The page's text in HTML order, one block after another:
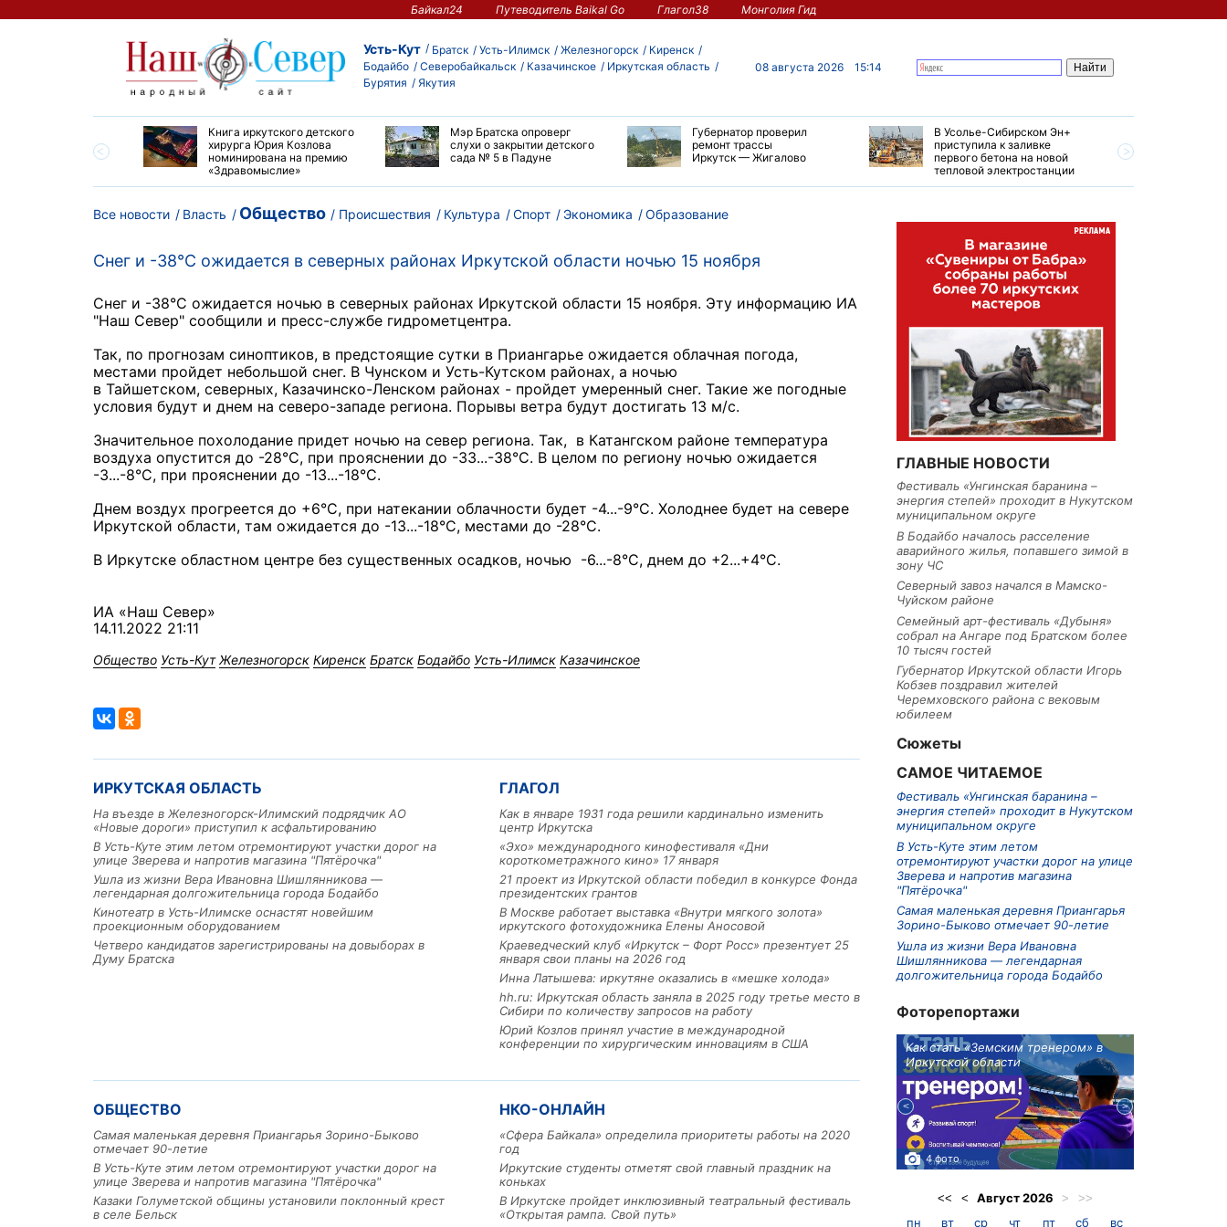
Байкал24 Путеводитель Baikal Go Глагол38 Монголия Гид
Усть-Кут Братск Усть-Илимск Железногорск
Киренск
Бодайбо
Северобайкальск Казачинское
Иркутская область
Бурятия
Якутия
08 августа 2026 15:14
большой эстафеты
Книга иркутского детского
хирурга Юрия Козлова
номинирована на премию
«Здравомыслие»
Мэр Братска опроверг
слухи о закрытии детского
сада № 5 в Падуне
Губернатор проверил
ремонт трассы
Иркутск — Жигалово
В Усолье-Сибирском Эн+
приступила к заливке
первого бетона на новой
тепловой электростанции
Все новости Власть Общество Происшествия Культура Спорт Экономика Образование
Снег и -38°С ожидается в северных районах Иркутской области ночью 15 ноября
Снег и -38°С ожидается ночью в северных районах Иркутской области 15 ноября. Эту информацию ИА
"Наш Север" сообщили и пресс-службе гидрометцентра.
Так, по прогнозам синоптиков, в предстоящие сутки в Приангарье ожидается облачная погода,
местами пройдет небольшой снег. В Чунском и Усть-Кутском районах, а ночью
в Тайшетском, северных, Казачинско-Ленском районах - пройдет умеренный снег. Такие же погодные
условия будут и днем на северо-западе региона. Порывы ветра будут достигать 13 м/с.
Значительное похолодание придет ночью на север региона. Так, в Катангском районе температура
воздуха опустится до -28°С, при прояснении до -33...-38°С. В целом по региону ночью ожидается
-3...-8°С, при прояснении до -13...-18°С.
Днем воздух прогреется до +6°С, при натекании облачности будет -4...-9°С. Холоднее будет на севере
Иркутской области, там ожидается до -13...-18°С, местами до -28°С.
В Иркутске областном центре без существенных осадков, ночью -6...-8°С, днем до +2...+4°С.
ИА «Наш Север»
14.11.2022 21:11
Общество Усть-Кут Железногорск Киренск Братск Бодайбо Усть-Илимск Казачинское
ИРКУТСКАЯ ОБЛАСТЬ
На въезде в Железногорск-Илимский подрядчик АО
«Новые дороги» приступил к асфальтированию
В Усть-Куте этим летом отремонтируют участки дорог на
улице Зверева и напротив магазина "Пятёрочка"
Ушла из жизни Вера Ивановна Шишлянникова —
легендарная долгожительница города Бодайбо
Кинотеатр в Усть-Илимске оснастят новейшим
проекционным оборудованием
Четверо кандидатов зарегистрированы на довыборах в
Думу Братска
ГЛАГОЛ
Как в январе 1931 года решили кардинально изменить
центр Иркутска
«Эхо» международного кинофестиваля «Дни
короткометражного кино» 17 января
21 проект из Иркутской области победил в конкурсе Фонда
президентских грантов
В Москве работает выставка «Внутри мягкого золота»
иркутского фотохудожника Елены Аносовой
Краеведческий клуб «Иркутск – Форт Росс» презентует 25
января свои планы на 2026 год
Инна Латышева: иркутяне оказались в «мешке холода»
hh.ru: Иркутская область заняла в 2025 году третье место в
Сибири по количеству запросов на работу
Юрий Козлов принял участие в международной
конференции по хирургическим инновациям в США
ОБЩЕСТВО
Самая маленькая деревня Приангарья Зорино-Быково
отмечает 90-летие
В Усть-Куте этим летом отремонтируют участки дорог на
улице Зверева и напротив магазина "Пятёрочка"
Казаки Голуметской общины установили поклонный крест
в селе Бельск
НКО-ОНЛАЙН
«Сфера Байкала» определила приоритеты работы на 2020
год
Иркутские студенты отметят свой главный праздник на
коньках
В Иркутске пройдет инклюзивный театральный фестиваль
«Открытая рампа. Свой путь»
ГЛАВНЫЕ НОВОСТИ
Фестиваль «Унгинская баранина –
энергия степей» проходит в Нукутском
муниципальном округе
В Бодайбо началось расселение
аварийного жилья, попавшего зимой в
зону ЧС
Северный завоз начался в Мамско-
Чуйском районе
Семейный арт-фестиваль «Дубыня»
собрал на Ангаре под Братском более
10 тысяч гостей
Губернатор Иркутской области Игорь
Кобзев поздравил жителей
Черемховского района с вековым
юбилеем
Сюжеты
САМОЕ ЧИТАЕМОЕ
Фестиваль «Унгинская баранина –
энергия степей» проходит в Нукутском
муниципальном округе
В Усть-Куте этим летом
отремонтируют участки дорог на улице
Зверева и напротив магазина
"Пятёрочка"
Самая маленькая деревня Приангарья
Зорино-Быково отмечает 90-летие
Ушла из жизни Вера Ивановна
Шишлянникова — легендарная
долгожительница города Бодайбо
Фоторепортажи
Льготный заём в 9 миллионов
машиностроительное предприятие
Как стать «Земским тренером» в
Иркутской области
4 фото
<< < Август2026 > >>
пн вт ср чт пт сб вс